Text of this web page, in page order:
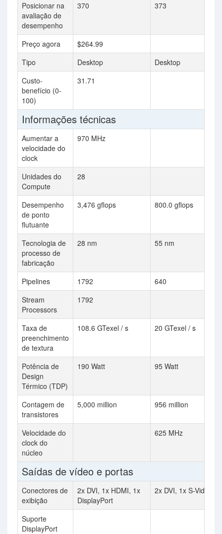
Posicionar na
avaliação de
desempenho
370 373
Preço agora
$264.99
Tipo
Desktop
Desktop
Custo-
benefício (0-
100)
31.71
Informações técnicas
Aumentar a
velocidade do
clock
970 MHz
Unidades do
Compute
28
Desempenho
de ponto
flutuante
3,476 gflops 800.0 gflops
Tecnologia de
processo de
fabricação
28 nm 55 nm
Pipelines 1792
640
Stream
Processors
1792
Taxa de
preenchimento
de textura
108.6 GTexel / s 20 GTexel / s
Potência de
Design
Térmico (TDP)
190 Watt 95 Watt
Contagem de
transistores
5,000 million 956 million
Velocidade do
clock do
núcleo
625 MHz
Saídas de vídeo e portas
Conectores de
exibição
2x DVI, 1x HDMI, 1x
DisplayPort
2x DVI, 1x S-Video
Suporte
DisplayPort